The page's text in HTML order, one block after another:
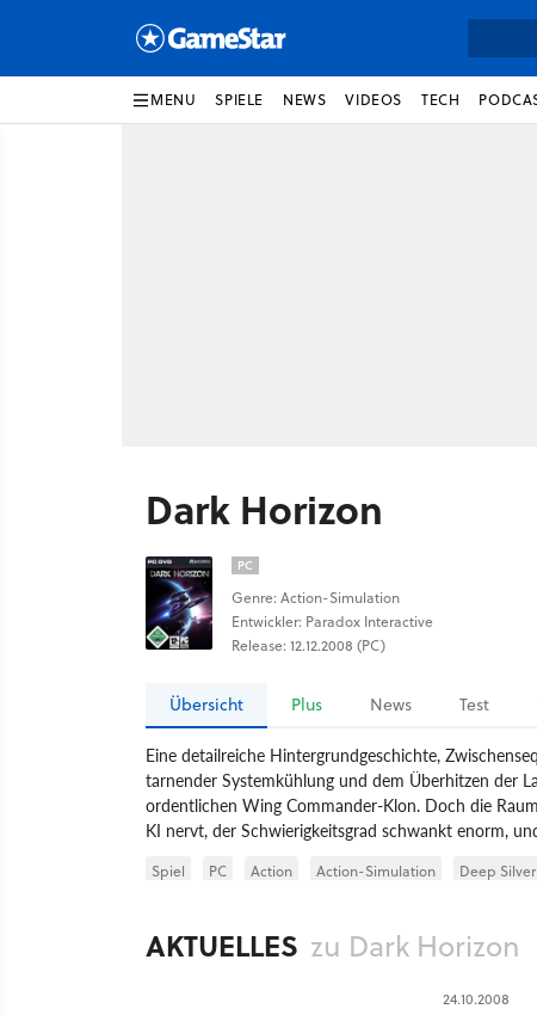
MENU SPIELE NEWS VIDEOS TECH
Dark Horizon
PC
Genre: Action-Simulation
Entwickler: Paradox Interactive
Release: 12.12.2008 (PC)
Übersicht Plus News Test
Eine detailreiche Hintergrundgeschichte,
tarnender Systemkühlung und dem Überhitzen der
ordentlichen Wing Commander-Klon. Doch die
KI nervt, der Schwierigkeitsgrad schwankt enorm,
Spiel PC Action Action-Simulation Deep Silver
AKTUELLES zu Dark Horizon
24.10.2008